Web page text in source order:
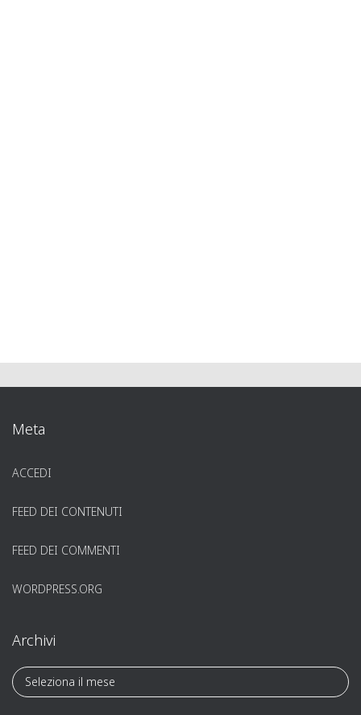
Meta
ACCEDI
FEED DEI CONTENUTI
FEED DEI COMMENTI
WORDPRESS.ORG
Archivi
A
r